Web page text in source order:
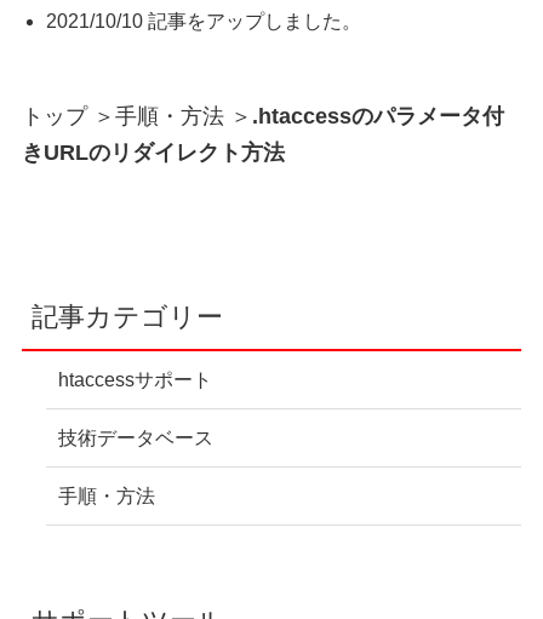
2021/10/10 記事をアップしました。
トップ＞ 手順・方法＞ .htaccessのパラメータ付
きURLのリダイレクト方法
記事カテゴリー
htaccessサポート
技術データベース
手順・方法